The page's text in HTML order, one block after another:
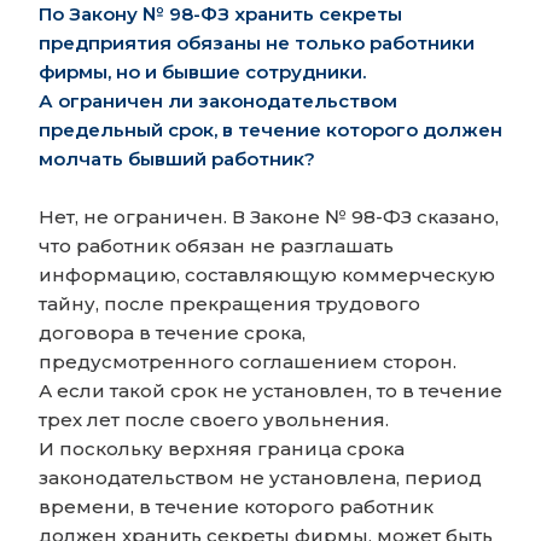
По Закону № 98-ФЗ хранить секреты
предприятия обязаны не только работники
фирмы, но и бывшие сотрудники.
А ограничен ли законодательством
предельный срок, в течение которого должен
молчать бывший работник?
Нет, не ограничен. В Законе № 98-ФЗ сказано,
что работник обязан не разглашать
информацию, составляющую коммерческую
тайну, после прекращения трудового
договора в течение срока,
предусмотренного соглашением сторон.
А если такой срок не установлен, то в течение
трех лет после своего увольнения.
И поскольку верхняя граница срока
законодательством не установлена, период
времени, в течение которого работник
должен хранить секреты фирмы, может быть